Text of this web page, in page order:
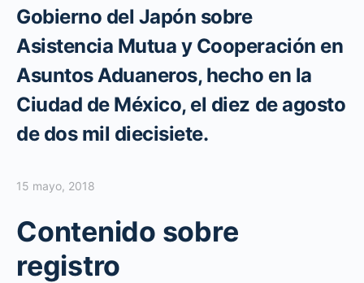
Gobierno del Japón sobre
Asistencia Mutua y Cooperación en
Asuntos Aduaneros, hecho en la
Ciudad de México, el diez de agosto
de dos mil diecisiete.
15 mayo, 2018
Contenido sobre
registro